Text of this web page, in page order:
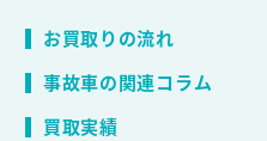
お買取りの流れ
事故車の関連コラム
買取実績